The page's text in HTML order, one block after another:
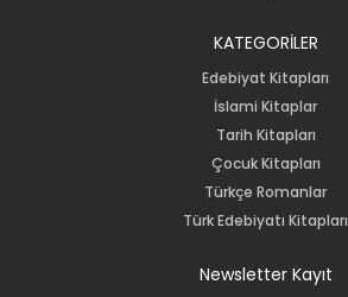
KATEGORİLER
Edebiyat Kitapları
İslami Kitaplar
Tarih Kitapları
Çocuk Kitapları
Türkçe Romanlar
Türk Edebiyatı Kitapları
Newsletter Kayıt